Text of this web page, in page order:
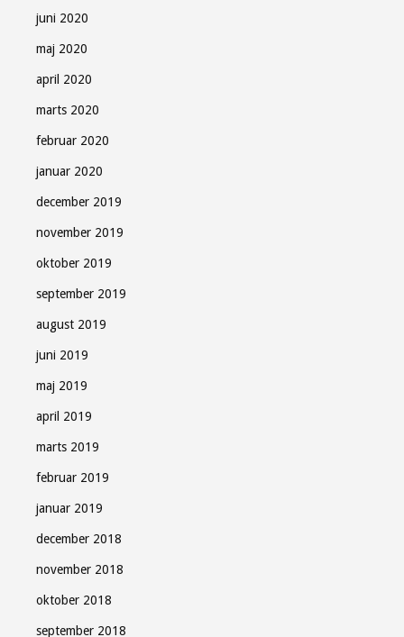
juni 2020
maj 2020
april 2020
marts 2020
februar 2020
januar 2020
december 2019
november 2019
oktober 2019
september 2019
august 2019
juni 2019
maj 2019
april 2019
marts 2019
februar 2019
januar 2019
december 2018
november 2018
oktober 2018
september 2018